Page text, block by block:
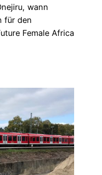
wann
für den
Female Africa